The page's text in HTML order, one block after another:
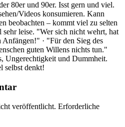
80er und 90er. Isst gern und viel.
Videos konsumieren. Kann
beobachten – kommt viel zu selten
sehr leise. "Wer sich nicht wehrt, hat
· "Für den Sieg des
guten Willens nichts tun."
Ungerechtigkeit und Dummheit.
selbst denkt!
veröffentlicht. Erforderliche